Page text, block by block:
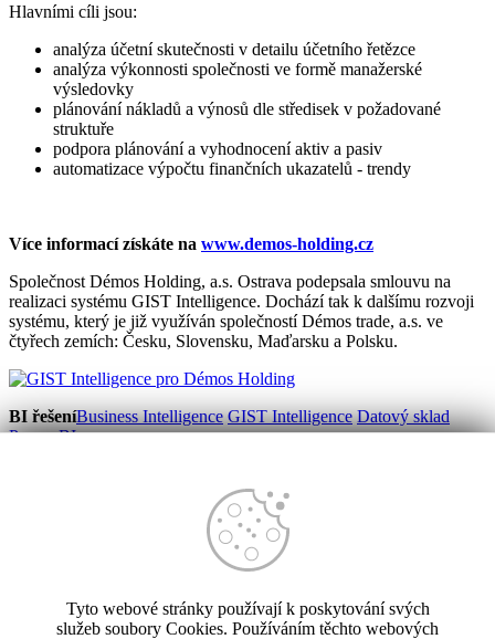
Hlavními cíli jsou:
analýza účetní skutečnosti v detailu účetního řetězce
analýza výkonnosti společnosti ve formě manažerské
výsledovky
plánování nákladů a výnosů dle středisek v požadované
struktuře
podpora plánování a vyhodnocení aktiv a pasiv
automatizace výpočtu finančních ukazatelů - trendy
Více informací získáte na www.demos-holding.cz
Společnost Démos Holding, a.s. Ostrava podepsala smlouvu na
realizaci systému GIST Intelligence. Dochází tak k dalšímu rozvoji
systému, který je již využíván společností Démos trade, a.s. ve
čtyřech zemích: Česku, Slovensku, Maďarsku a Polsku.
BI řešeníBusiness Intelligence GIST Intelligence Datový sklad
Power BI
Audit controllingové podpory
SW na míru GIST aplikace
ReferencePřípadové studie
Tyto webové stránky používají k poskytování svých
služeb soubory Cookies. Používáním těchto webových